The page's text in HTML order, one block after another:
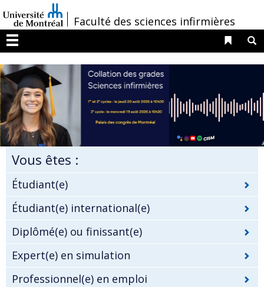
au
contenu
/Faculté des sciences infirmières
Menu
Liens
Vous êtes :
Étudiant(e)
Étudiant(e) international(e)
Diplômé(e) ou finissant(e)
Expert(e) en simulation
Professionnel(e) en emploi